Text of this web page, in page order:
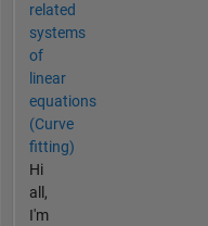
related
systems
of
linear
equations
(Curve
fitting)
Hi
all,
I'm